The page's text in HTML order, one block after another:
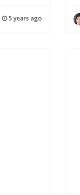
5 years ago